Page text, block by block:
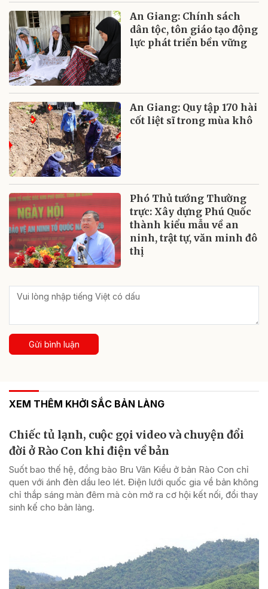
An Giang: Chính sách
dân tộc, tôn giáo tạo động
lực phát triển bền vững
An Giang: Quy tập 170 hài
cốt liệt sĩ trong mùa khô
Phó Thủ tướng Thường
trực: Xây dựng Phú Quốc
thành kiểu mẫu về an
ninh, trật tự, văn minh đô
thị
Gửi bình luận
XEM THÊM KHỞI SẮC BẢN LÀNG
Chiếc tủ lạnh, cuộc gọi video và chuyện đổi
đời ở Rào Con khi điện về bản
Suốt bao thế hệ, đồng bào Bru Vân Kiều ở bản Rào Con chỉ
quen với ánh đèn dầu leo lét. Điện lưới quốc gia về bản không
chỉ thắp sáng màn đêm mà còn mở ra cơ hội kết nối, đổi thay
sinh kế cho bản làng.